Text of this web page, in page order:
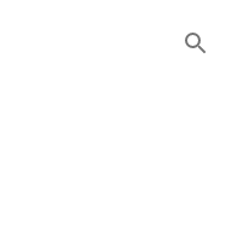
ンテンツに移動